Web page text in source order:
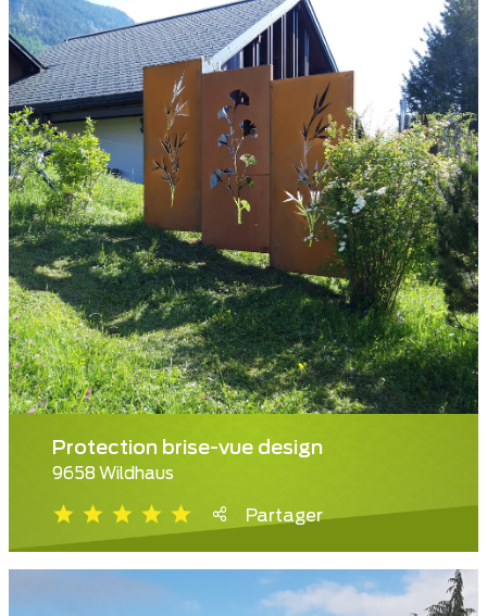
Protection brise-vue design
9658 Wildhaus
Partager